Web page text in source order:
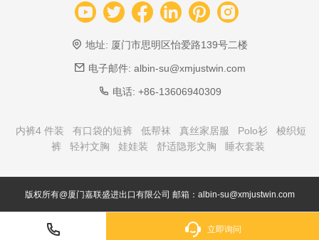
地址: 厦门市思明区怡爱路139号二楼
电子邮件: albin-su@xmjustwin.com
电话: +86-13606940309
内裤4 件装 有口袋的短裤 低帮袜 真丝家居服 Polo衫
梭织短
裤
轻衬文胸 娃娃装 舒适隐形文胸 睡衣套装
版权所有@厦门嘉联盛进出口有限公司 邮箱：albin-su@xmjustwin.com
立即询问